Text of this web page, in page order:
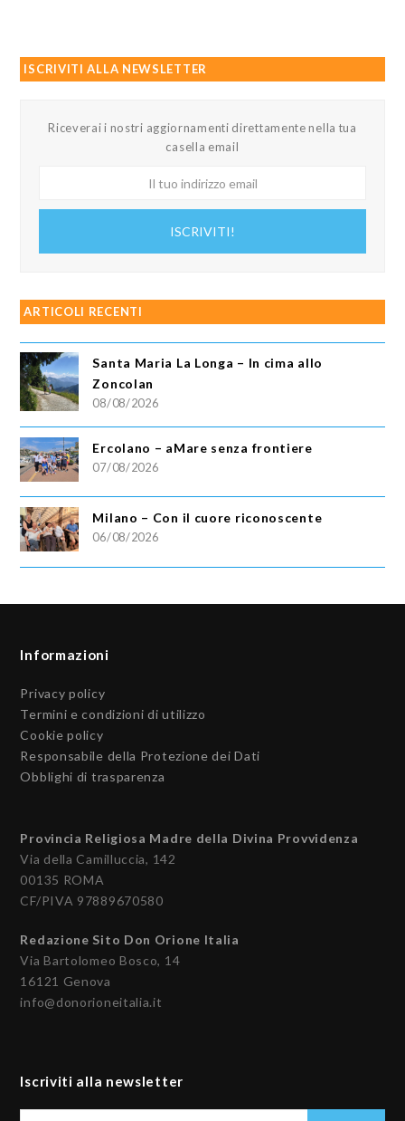
ISCRIVITI ALLA NEWSLETTER
Riceverai i nostri aggiornamenti direttamente nella tua
casella email
ISCRIVITI!
ARTICOLI RECENTI
Santa Maria La Longa – In cima allo
Zoncolan
08/08/2026
Ercolano – aMare senza frontiere
07/08/2026
Milano – Con il cuore riconoscente
06/08/2026
Informazioni
Privacy policy
Termini e condizioni di utilizzo
Cookie policy
Responsabile della Protezione dei Dati
Obblighi di trasparenza
Provincia Religiosa Madre della Divina Provvidenza
Via della Camilluccia, 142
00135 ROMA
CF/PIVA 97889670580
Redazione Sito Don Orione Italia
Via Bartolomeo Bosco, 14
16121 Genova
info@donorioneitalia.it
Iscriviti alla newsletter